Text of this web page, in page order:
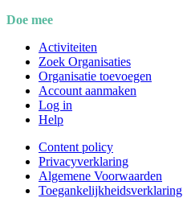
Doe mee
Activiteiten
Zoek Organisaties
Organisatie toevoegen
Account aanmaken
Log in
Help
Content policy
Privacyverklaring
Algemene Voorwaarden
Toegankelijkheidsverklaring